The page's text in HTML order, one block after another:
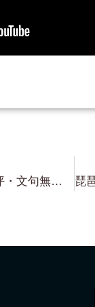
新着！・北小松・前面砂浜・約58坪・文句無しの水の綺麗さ！・トレーラーハウス専用基地・コンテナハウス専用基地・ 2,980万円！！！